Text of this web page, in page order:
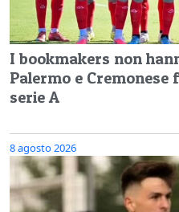
I bookmakers non
Palermo e
serie A
8 agosto 2026